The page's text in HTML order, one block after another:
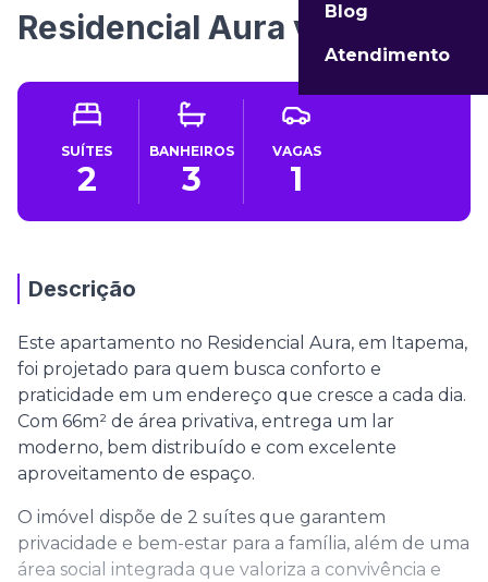
Blog
Atendimento
Residencial Aura valor
SUÍTES
2
BANHEIROS
3
VAGAS
1
Descrição
Este apartamento no Residencial Aura, em Itapema,
foi projetado para quem busca conforto e
praticidade em um endereço que cresce a cada dia.
Com 66m² de área privativa, entrega um lar
moderno, bem distribuído e com excelente
aproveitamento de espaço.
O imóvel dispõe de 2 suítes que garantem
privacidade e bem-estar para a família, além de uma
área social integrada que valoriza a convivência e